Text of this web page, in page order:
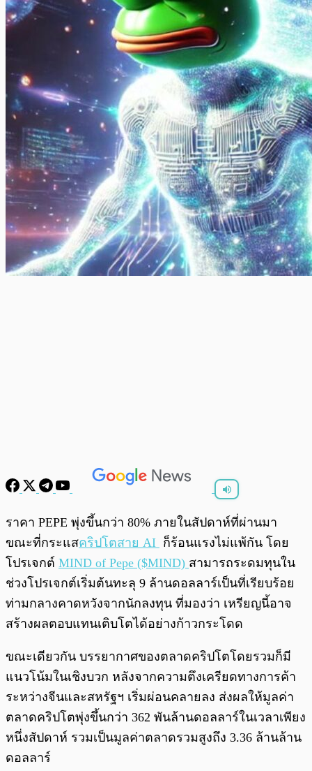
0:00
ราคา PEPE พุ่งขึ้นกว่า 80% ภายในสัปดาห์ที่ผ่านมา
ขณะที่กระแสคริปโตสาย AI ก็ร้อนแรงไม่แพ้กัน โดย
โปรเจกต์ MIND of Pepe ($MIND) สามารถระดมทุนใน
ช่วงโปรเจกต์เริ่มต้นทะลุ 9 ล้านดอลลาร์เป็นที่เรียบร้อย
ท่ามกลางคาดหวังจากนักลงทุน ที่มองว่า เหรียญนี้อาจ
สร้างผลตอบแทนเติบโตได้อย่างก้าวกระโดด
ขณะเดียวกัน บรรยากาศของตลาดคริปโตโดยรวมก็มี
แนวโน้มในเชิงบวก หลังจากความตึงเครียดทางการค้า
ระหว่างจีนและสหรัฐฯ เริ่มผ่อนคลายลง ส่งผลให้มูลค่า
ตลาดคริปโตพุ่งขึ้นกว่า 362 พันล้านดอลลาร์ในเวลาเพียง
หนึ่งสัปดาห์ รวมเป็นมูลค่าตลาดรวมสูงถึง 3.36 ล้านล้าน
ดอลลาร์